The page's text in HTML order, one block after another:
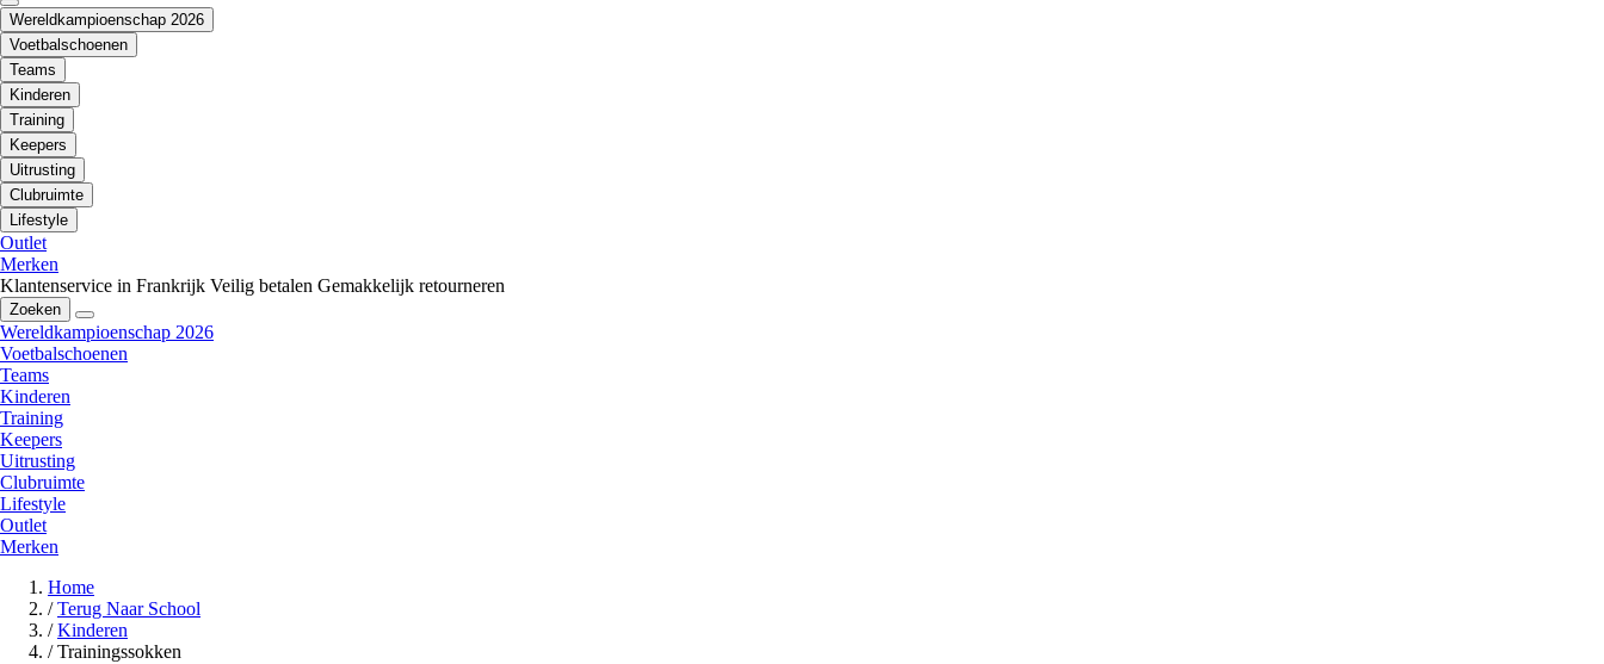
Wereldkampioenschap 2026
Voetbalschoenen
Teams
Kinderen
Training
Keepers
Uitrusting
Clubruimte
Lifestyle
Outlet
Merken
Klantenservice in Frankrijk Veilig betalen Gemakkelijk retourneren
Zoeken
Wereldkampioenschap 2026
Voetbalschoenen
Teams
Kinderen
Training
Keepers
Uitrusting
Clubruimte
Lifestyle
Outlet
Merken
Home
/ Terug Naar School
/ Kinderen
/ Trainingssokken